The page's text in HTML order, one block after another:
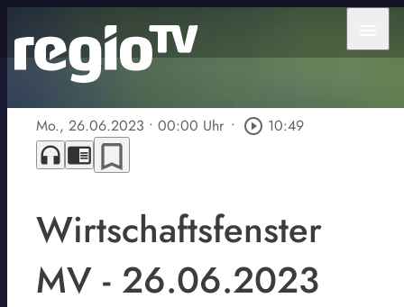
Mo., 26.06.2023 • 00:00 Uhr • play_circle_outline 10:49
headphones chrome_reader_mode bookmark_border
Wirtschaftsfenster
MV - 26.06.2023